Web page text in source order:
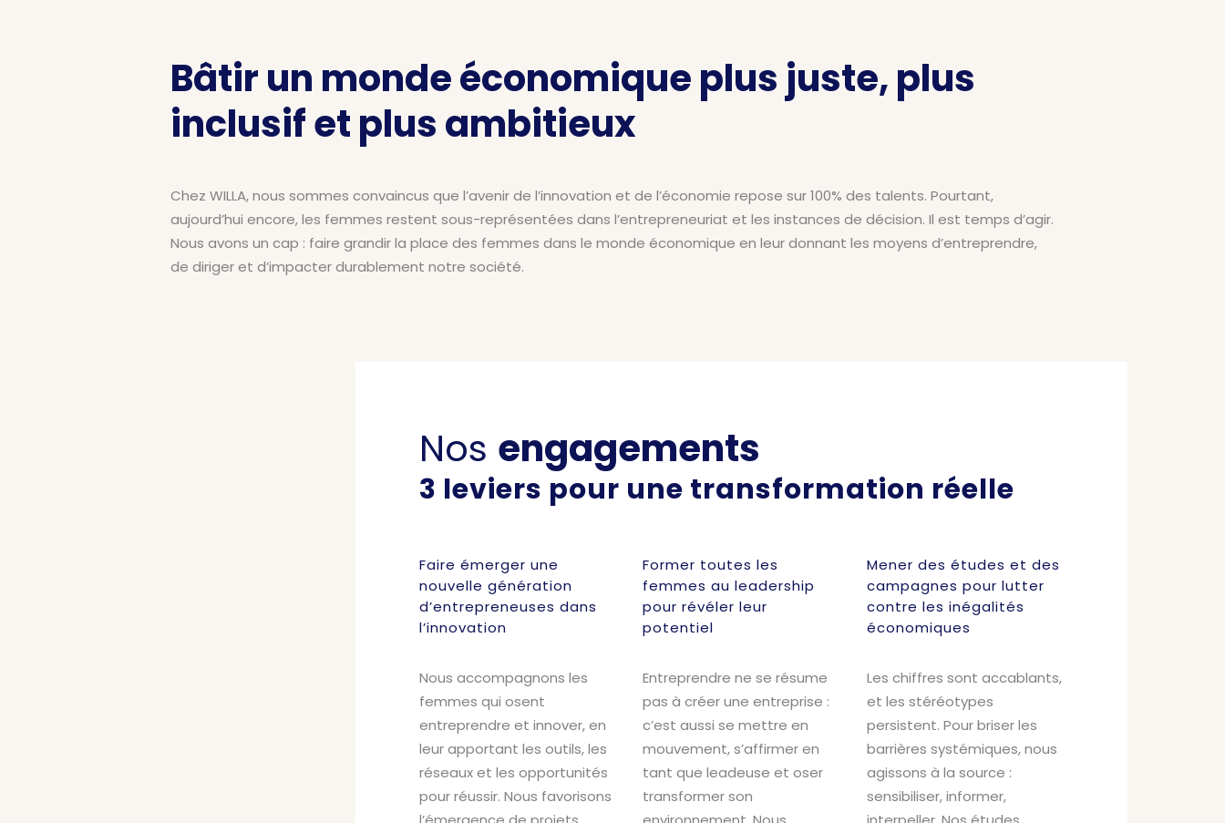
Bâtir un monde économique plus juste, plus
inclusif et plus ambitieux
Chez WILLA, nous sommes convaincus que l’avenir de l’innovation et de l’économie repose sur 100% des talents. Pourtant,
aujourd’hui encore, les femmes restent sous-représentées dans l’entrepreneuriat et les instances de décision. Il est temps d’agir.
Nous avons un cap : faire grandir la place des femmes dans le monde économique en leur donnant les moyens d’entreprendre,
de diriger et d’impacter durablement notre société.
Nos engagements
3 leviers pour une transformation réelle
Faire émerger une
nouvelle génération
d’entrepreneuses dans
l’innovation
Nous accompagnons les
femmes qui osent
entreprendre et innover, en
leur apportant les outils, les
réseaux et les opportunités
pour réussir. Nous favorisons
Former toutes les
femmes au leadership
pour révéler leur
potentiel
Entreprendre ne se résume
pas à créer une entreprise :
c’est aussi se mettre en
mouvement, s’affirmer en
tant que leadeuse et oser
transformer son
Mener des études et des
campagnes pour lutter
contre les inégalités
économiques
Les chiffres sont accablants,
et les stéréotypes
persistent. Pour briser les
barrières systémiques, nous
agissons à la source :
sensibiliser, informer,